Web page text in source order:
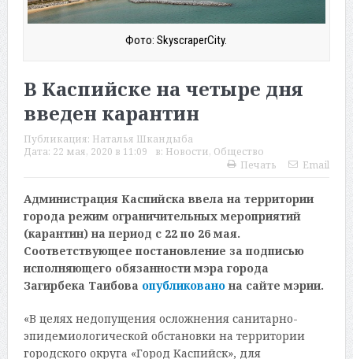
Фото: SkyscraperCity.
В Каспийске на четыре дня
введен карантин
Публикация: Наталья Шкандыба
Дата: 22 мая, 2020 в 11:09 в: Новости, Общество
Печать
Email
Администрация Каспийска ввела на территории
города режим ограничительных мероприятий
(карантин) на период с 22 по 26 мая.
Соответствующее постановление за подписью
исполняющего обязанности мэра города
Загирбека Таибова опубликованона сайте мэрии.
«В целях недопущения осложнения санитарно-
эпидемиологической обстановки на территории
городского округа «Город Каспийск», для